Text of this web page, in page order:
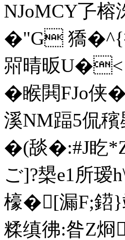
NJoMCY孒
�"G 獢�^{
喌晴昄
�睺閧FJo侠
溪NM踾5侃
�(舕�:#J盵
ご]?槼e1所
檺�[漏F;鍣}
糅缜彿:昝Z烱